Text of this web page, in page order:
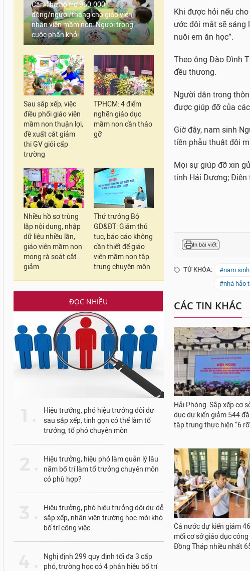
Cần Thơ hỗ trợ 960.000
đồng/người/tháng cho giáo viên,
nhân viên mầm non: Người trong
cuộc phấn khởi
Sau sắp xếp, việc
điều phối giáo viên
mầm non thuận lợi,
đề xuất cắt giảm
thi GV giỏi cấp
trường
TPHCM: 4 điểm
nghẽn giáo dục
mầm non cần tháo
gỡ
Nhiều hồ sơ trùng
lặp nội dung, nhập
dữ liệu nhiều lần,
giáo viên mầm non
mong rà soát cắt
giảm
Thứ trưởng Bộ
GD&ĐT: Giảm thủ
tục, báo cáo không
cần thiết để giáo
viên mầm non tập
trung chuyên môn
ĐỌC NHIỀU
Hiệu trưởng, phó hiệu trưởng dôi dư
sau sắp xếp, tinh gọn có thể làm tổ
trưởng, tổ phó chuyên môn
Hiệu trưởng, hiệu phó làm quản lý lâu
năm bố trí làm tổ trưởng chuyên môn
có phù hợp?
Hiệu trưởng, phó hiệu trưởng dôi dư dễ
sắp xếp, nhân viên trường học mới khó
bố trí công việc
Nghị định 299 quy định tối đa 3 cấp
phó, trường học có 4 phân hiệu bố trí
Khi được hỏi nếu
ước đôi mắt sẽ sáng
nuôi em ăn học”.
Theo ông Đào Đình
đều thương.
Người dân trong
được giúp đỡ của
Giờ đây, nam sinh
tiền phẫu thuật đôi
Mọi sự giúp đỡ xin
tỉnh Hải Dương;
In bài viết
TỪ KHÓA:
#nam
#nhà hảo
CÁC TIN KHÁC
Hải Phòng: Sắp xếp cơ
dục dự kiến giảm 544
tập trung thực hiện “6
Cả nước dự kiến giảm
mối cơ sở giáo dục công
Đồng Tháp nhiều nhất